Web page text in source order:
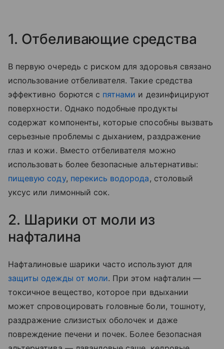
1. Отбеливающие средства
В первую очередь с риском для здоровья связано
использование отбеливателя. Такие средства
эффективно борются с пятнами и дезинфицируют
поверхности. Однако подобные продукты
содержат компоненты, которые способны вызвать
серьезные проблемы с дыханием, раздражение
глаз и кожи. Вместо отбеливателя можно
использовать более безопасные альтернативы:
пищевую соду, перекись водорода, столовый
уксус или лимонный сок.
2. Шарики от моли из
нафталина
Нафталиновые шарики часто используют для
защиты одежды от моли. При этом нафталин —
токсичное вещество, которое при вдыхании
может спровоцировать головные боли, тошноту,
раздражение слизистых оболочек и даже
повреждение печени и почек. Более безопасная